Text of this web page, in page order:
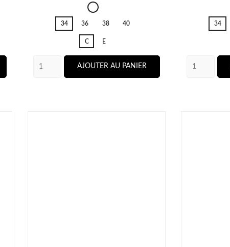
Aswan
34 36 38 40
C E
AJOUTER AU PANIER
34